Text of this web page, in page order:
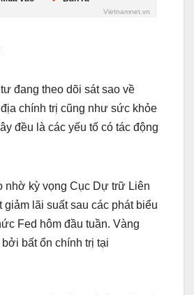
đang theo dõi sát sao về
chính trị cũng như sức khỏe
đều là các yếu tố có tác động
nhờ kỳ vọng Cục Dự trữ Liên
giảm lãi suất sau các phát biểu
Fed hôm đầu tuần. Vàng
bất ổn chính trị tại